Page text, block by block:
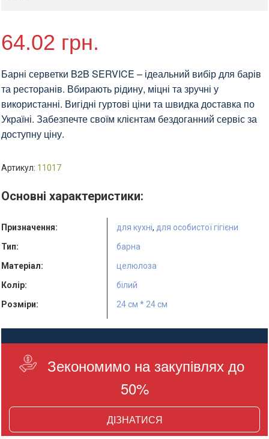
кількість
64.02 грн.
Барні серветки B2B SERVICE – ідеальний вибір для барів
та ресторанів. Вбирають рідину, міцні та зручні у
використанні. Вигідні гуртові ціни та швидка доставка по
Україні. Забезпечте своїм клієнтам бездоганний сервіс за
доступну ціну.
Артикул: 11017
Основні характеристики:
Призначення: для кухні, для особистої гігієни
Тип:
барна
Матеріал:
целюлоза
Колір:
білий
Розміри:
24 см * 24 см
Кількість у ящику:
10 уп.
Зекономимо на закупівлях до
50%
ДІЗНАТИСЯ